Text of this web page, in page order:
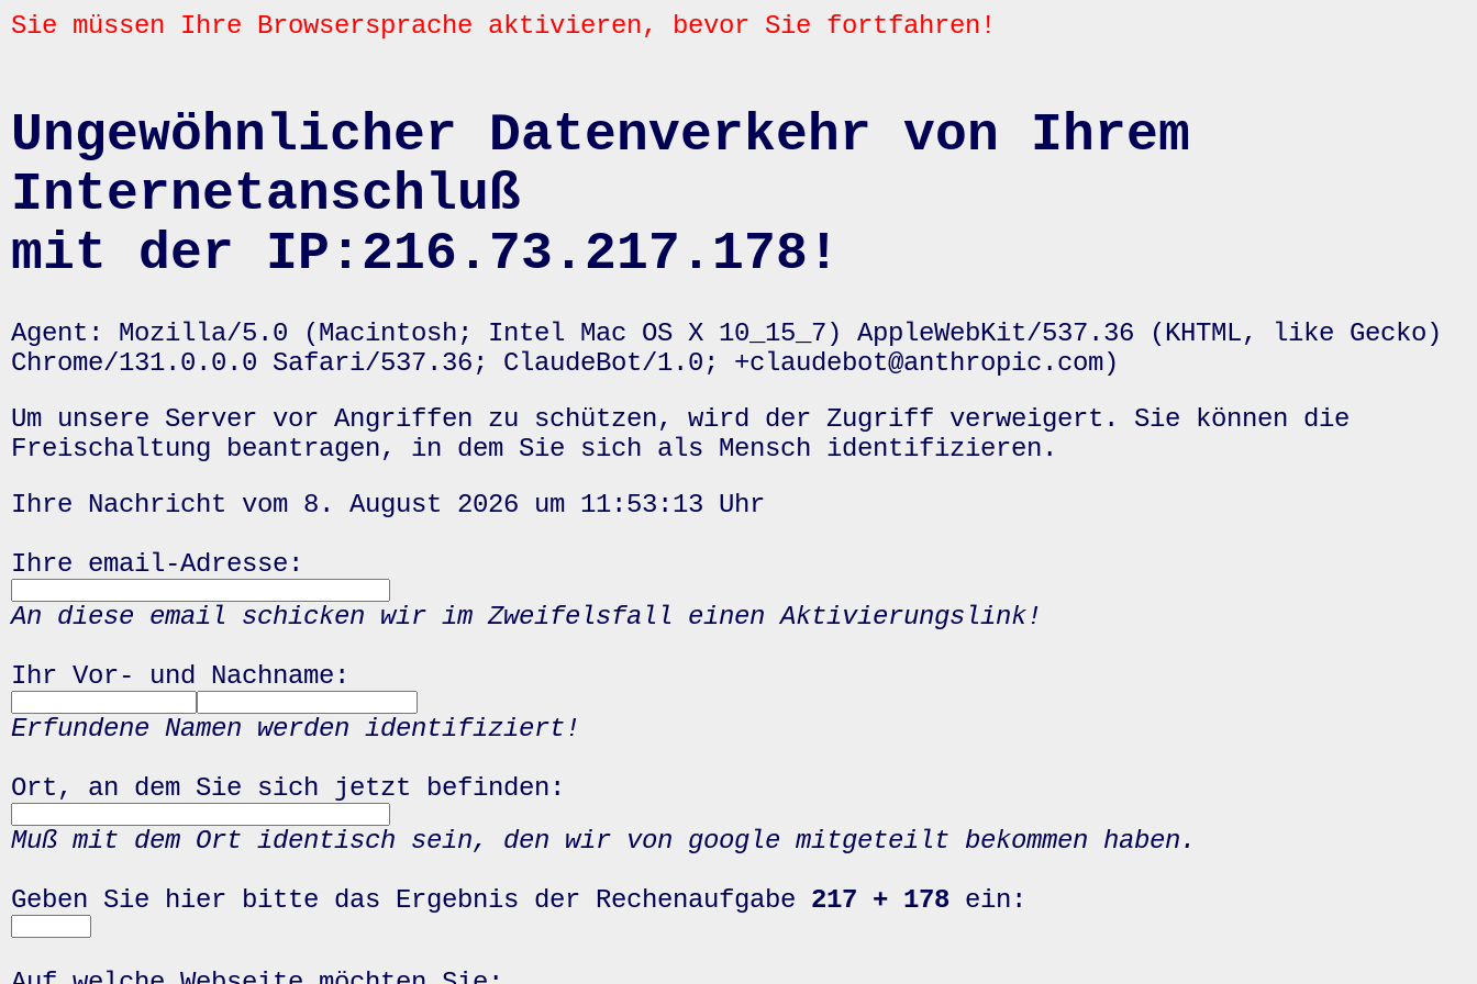
Sie müssen Ihre Browsersprache aktivieren, bevor Sie fortfahren!
Ungewöhnlicher Datenverkehr von Ihrem
Internetanschluß
mit der IP:216.73.217.178!
Agent: Mozilla/5.0 (Macintosh; Intel Mac OS X 10_15_7) AppleWebKit/537.36 (KHTML, like Gecko)
Chrome/131.0.0.0 Safari/537.36; ClaudeBot/1.0; +claudebot@anthropic.com)
Um unsere Server vor Angriffen zu schützen, wird der Zugriff verweigert. Sie können die
Freischaltung beantragen, in dem Sie sich als Mensch identifizieren.
Ihre Nachricht vom 8. August 2026 um 11:53:13 Uhr
Ihre email-Adresse:
An diese email schicken wir im Zweifelsfall einen Aktivierungslink!
Ihr Vor- und Nachname:
Erfundene Namen werden identifiziert!
Ort, an dem Sie sich jetzt befinden:
Muß mit dem Ort identisch sein, den wir von google mitgeteilt bekommen haben.
Geben Sie hier bitte das Ergebnis der Rechenaufgabe 217 + 178 ein: